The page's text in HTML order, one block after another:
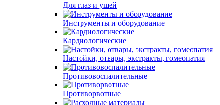
Для глаз и ушей
Инструменты и оборудование
Кардиологические
Настойки, отвары, экстракты, гомеопатия
Противовоспалительные
Противорвотные